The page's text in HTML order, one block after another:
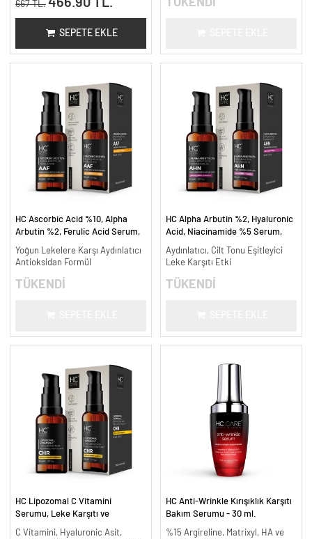
667 TL. 466.90 TL.
SEPETE EKLE
HC Ascorbic Acid %10, Alpha
Arbutin %2, Ferulic Acid Serum,
ml.
Yoğun Lekelere Karşı Aydınlatıcı
Antioksidan Formül
TÜKENDİ
HC Alpha Arbutin %2, Hyaluronic
Acid, Niacinamide %5 Serum,
ml.
Aydınlatıcı, Cilt Tonu Eşitleyici
Leke Karşıtı Etki
TÜKENDİ
HC Lipozomal C Vitamini
Serumu, Leke Karşıtı ve
C Vitamini, Hyaluronic Asit,
HC Anti-Wrinkle Kırışıklık Karşıtı
Bakım Serumu - 30 ml.
%15 Argireline, Matrixyl, HA ve